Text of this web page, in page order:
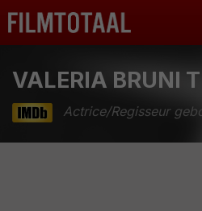
VALERIA BRUNI
Actrice/Regisseur